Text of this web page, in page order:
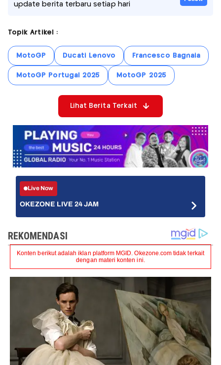
update berita terbaru setiap hari
Topik Artikel :
MotoGP Ducati Lenovo Francesco Bagnaia
MotoGP Portugal 2025 MotoGP 2025
Lihat Berita Terkait
Live Now
OKEZONE LIVE 24 JAM